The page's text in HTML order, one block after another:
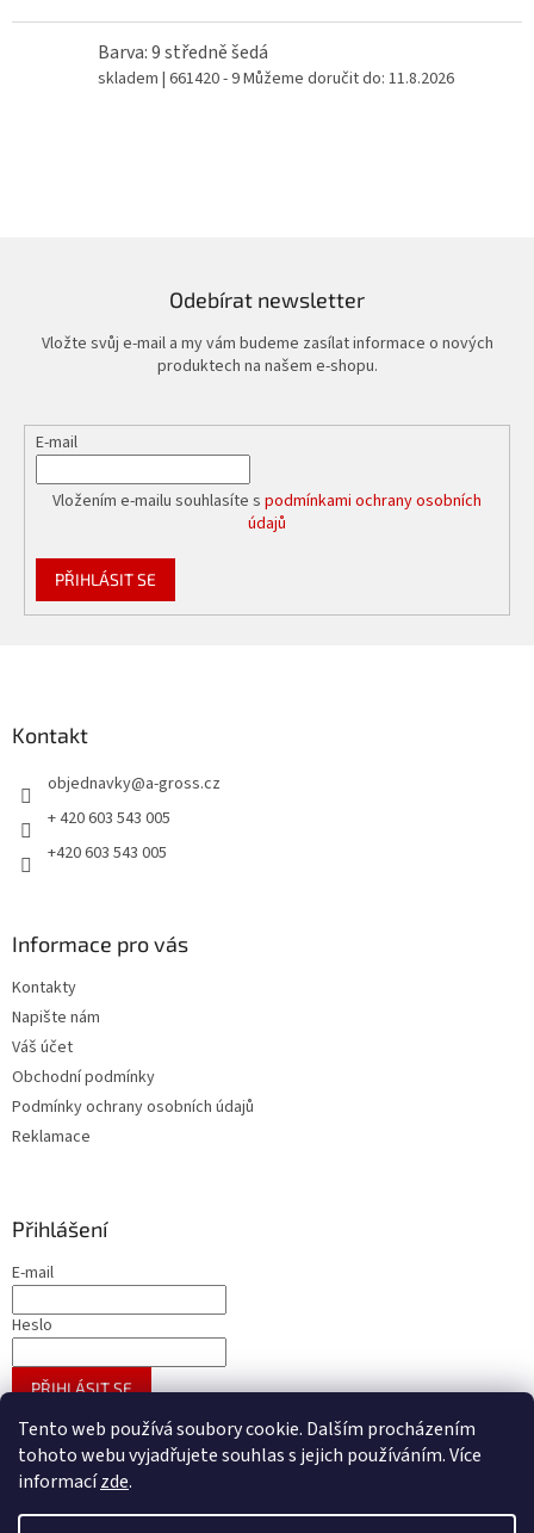
Tento web používá soubory cookie. Dalším procházením
tohoto webu vyjadřujete souhlas s jejich používáním. Více
informacízde.
Barva: 9 středně šedá
skladem | 661420 - 9Můžeme doručit do: 11.8.2026
Odebírat newsletter
Vložte svůj e-mail a my vám budeme zasílat informace o nových
produktech na našem e-shopu.
E-mail
Vložením e-mailu souhlasíte s podmínkami ochrany osobních
údajů
PŘIHLÁSIT SE
Kontakt
objednavky@a-gross.cz
+ 420 603 543 005
+420 603 543 005
Informace pro vás
Kontakty
Napište nám
Váš účet
Obchodní podmínky
Podmínky ochrany osobních údajů
Reklamace
Přihlášení
E-mail
Heslo
PŘIHLÁSIT SE
Nová registraceZapomenuté heslo